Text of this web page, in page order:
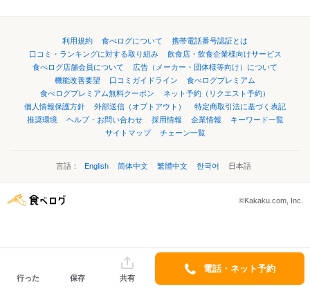
利用規約 食べログについて
携帯電話番号認証とは
口コミ・ランキングに対する取り組み
飲食店・飲食企業様向けサービス
食べログ店舗会員について
広告（メーカー・団体様等向け）について
機能改善要望
口コミガイドライン
食べログプレミアム
食べログプレミアム無料クーポン
ネット予約（リクエスト予約）
個人情報保護方針
外部送信（オプトアウト）
特定商取引法に基づく表記
推奨環境
ヘルプ・お問い合わせ 採用情報 企業情報
キーワード一覧
サイトマップ
チェーン一覧
言語： English 简体中文 繁體中文 한국어 日本語
©Kakaku.com, Inc.
行った 保存 共有
電話・ネット予約